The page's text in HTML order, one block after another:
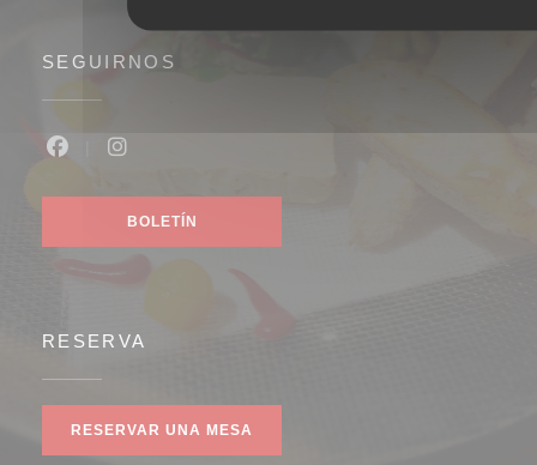
SEGUIRNOS
BOLETÍN
RESERVA
RESERVAR UNA MESA